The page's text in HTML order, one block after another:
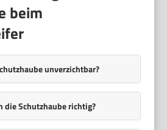
beim
unverzichtbar?
die Schutzhaube richtig?